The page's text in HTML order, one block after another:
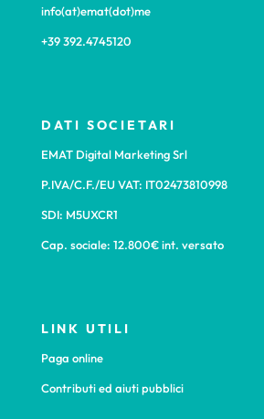
info(at)emat(dot)me
+39 392.4745120
DATI SOCIETARI
EMAT Digital Marketing Srl
P.IVA/C.F./EU VAT: IT02473810998
SDI: M5UXCR1
Cap. sociale: 12.800€ int. versato
LINK UTILI
Paga online
Contributi ed aiuti pubblici